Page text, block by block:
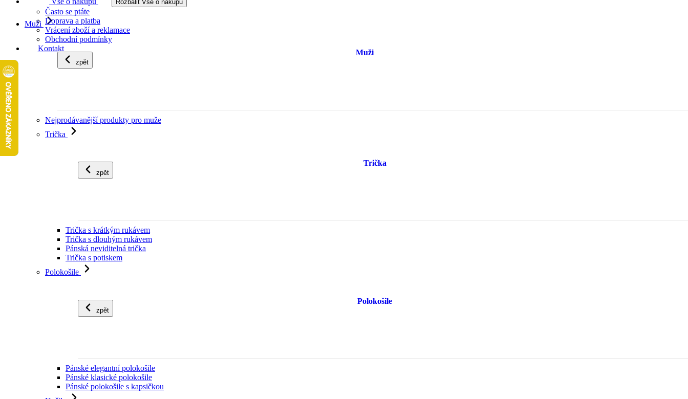
Rozbalit Vše o nákupu
Často se ptáte
Doprava a platba
Vrácení zboží a reklamace
Obchodní podmínky
Kontakt
Muži
zpět
Muži
Nejprodávanější produkty pro muže
Trička
zpět
Trička
Trička s krátkým rukávem
Trička s dlouhým rukávem
Pánská neviditelná trička
Trička s potiskem
Polokošile
zpět
Polokošile
Pánské elegantní polokošile
Pánské klasické polokošile
Pánské polokošile s kapsičkou